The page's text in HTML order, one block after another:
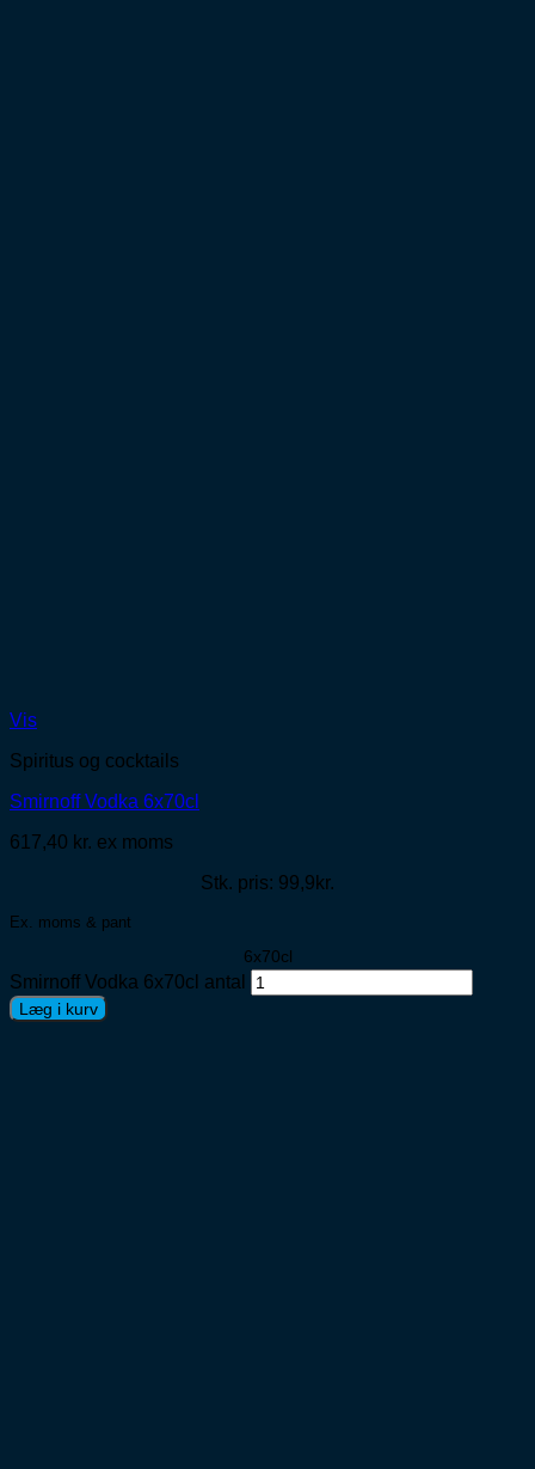
Vis
Spiritus og cocktails
Smirnoff Vodka 6x70cl
617,40 kr. ex moms
Stk. pris: 99,9kr.
Ex. moms & pant
6x70cl
Smirnoff Vodka 6x70cl antal
Læg i kurv